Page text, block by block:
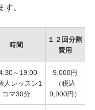
す。
時間
１２回分割
費用
～19:00
人レッスン1
コマ30分
9,000円
（税込
9,900円）